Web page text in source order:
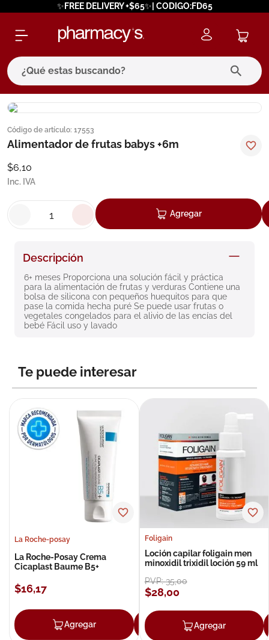
✨FREE DELIVERY +$65✨| CODIGO:FD65
¿Qué estas buscando?
Código de artículo: 17553
Alimentador de frutas babys +6m
$6,10
Inc. IVA
Agregar
Descripción
6+ meses Proporciona una solución fácil y práctica
para la alimentación de frutas y verduras Contiene una
bolsa de silicona con pequeños huequitos para que
pase la comida hecha puré Se puede usar frutas o
vegetales congelados para el alivio de las encías del
bebé Fácil uso y lavado
Te puede interesar
La Roche-posay
La Roche-Posay Crema
Cicaplast Baume B5+
$16,17
Agregar Agregar
Foligain
Loción capilar foligain men
minoxidil trixidil loción 59 ml
PVP:35,00
$28,00
Agregar
términos más buscados
1. eucerin
cerave
7. megacistin
8 roche posay
9. isdin
10.neumoflux